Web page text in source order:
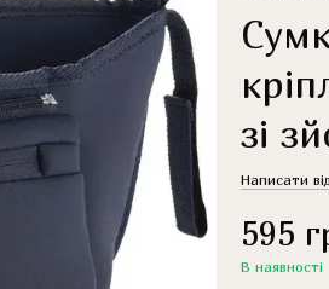
зі
Написати
595
В наявності